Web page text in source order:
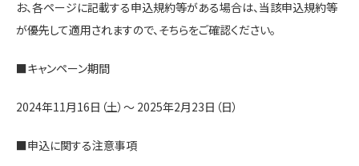
お、各ページに記載する申込規約等がある場合は、当該申込規約等
が優先して適用されますので、そちらをご確認ください。
■キャンペーン期間
2024年11月16日（土）～ 2025年2月23日（日）
■申込に関する注意事項